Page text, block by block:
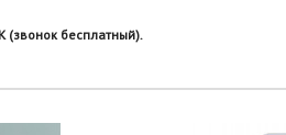
(звонок бесплатный).